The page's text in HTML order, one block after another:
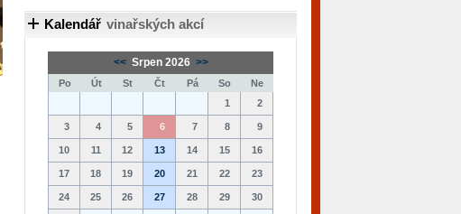
Kalendář vinařských akcí
<< Srpen 2026 >>
Po Út St Čt Pá So
Ne
1
2
3 4 5 6 7 8 9
10 11 12 13 14 15 16
17 18 19 20 21 22 23
24 25 26 27 28 29 30